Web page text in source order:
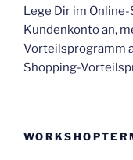
Lege Dir im Online-
Kundenkonto an,
Vorteilsprogramm
Shopping-